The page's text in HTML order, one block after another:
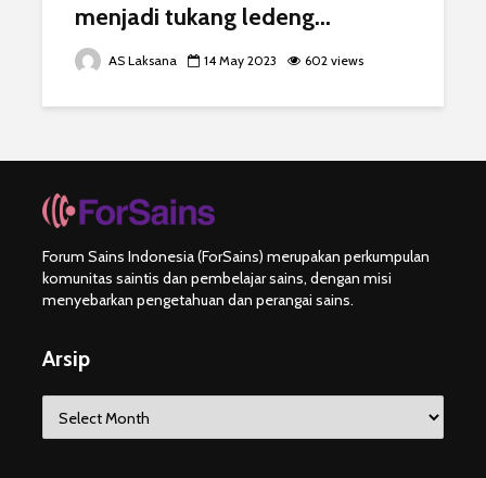
menjadi tukang ledeng...
AS Laksana 14 May 2023 602 views
Forum Sains Indonesia (ForSains) merupakan perkumpulan
komunitas saintis dan pembelajar sains, dengan misi
menyebarkan pengetahuan dan perangai sains.
Arsip